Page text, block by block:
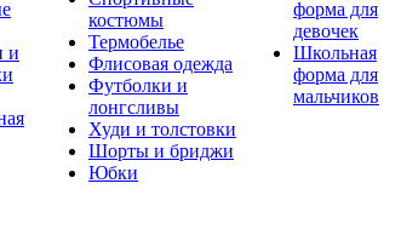
и
костюмы
Термобелье
Флисовая одежда
Футболки и
лонгсливы
Худи и толстовки
Шорты и бриджи
Юбки
форма для
девочек
Школьная
форма для
мальчиков